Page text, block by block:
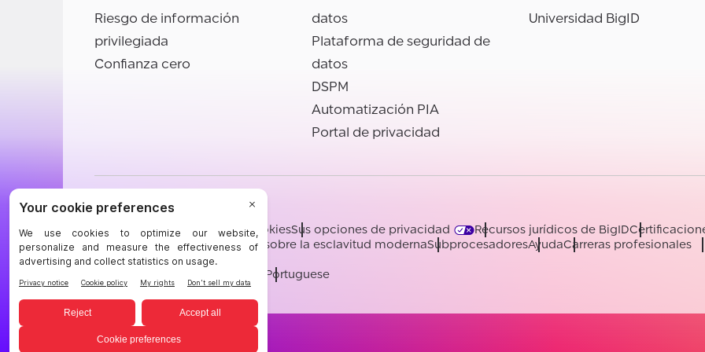
Riesgo de información
privilegiada
Confianza cero
datos
Plataforma de seguridad de
datos
DSPM
Automatización PIA
Portal de privacidad
Universidad BigID
©BigID
TérminosConfidencialidadCookiesSus opciones de privacidad Recursos jurídicos de BigID
Conducta y éticaDeclaración sobre la esclavitud modernaSubprocesadoresAyudaCarreras profesionales
[email protected]
Portuguese